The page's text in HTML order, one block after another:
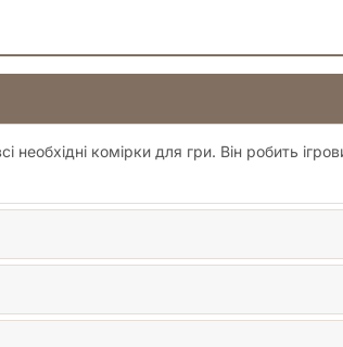
комірки для гри. Він робить